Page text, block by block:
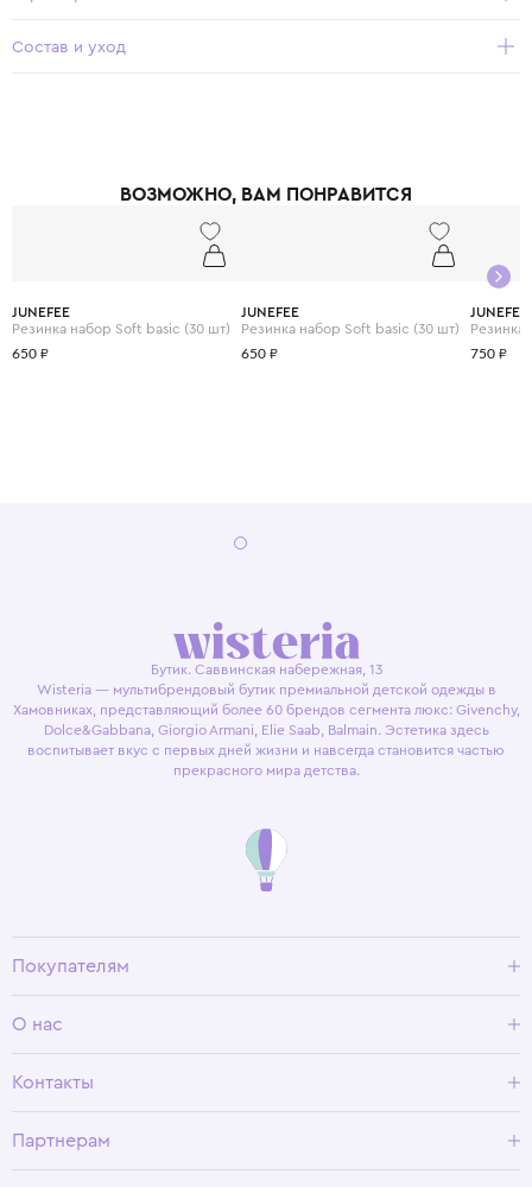
Состав и уход
ВОЗМОЖНО, ВАМ ПОНРАВИТСЯ
JUNEFEE
Резинка набор Soft basic (30 шт)
650 ₽
JUNEFEE
Резинка набор Soft basic (30 шт)
650 ₽
JUNEFEE
Резинка
750 ₽
Бутик. Саввинская набережная, 13
Wisteria — мультибрендовый бутик премиальной детской одежды в
Хамовниках, представляющий более 60 брендов сегмента люкс: Givenchy,
Dolce&Gabbana, Giorgio Armani, Elie Saab, Balmain. Эстетика здесь
воспитывает вкус с первых дней жизни и навсегда становится частью
прекрасного мира детства.
Покупателям
Условия возврата
О нас
Программа лояльности
Контакты
Партнерам